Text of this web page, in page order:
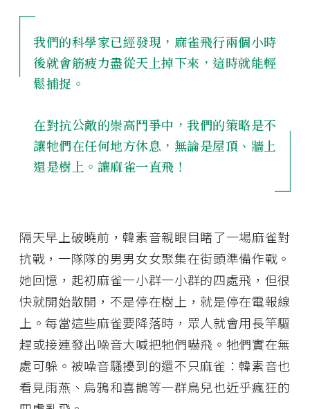
我們的科學家已經發現，麻雀飛行兩個小時
後就會筋疲力盡從天上掉下來，這時就能輕
鬆捕捉。
在對抗公敵的崇高鬥爭中，我們的策略是不
讓牠們在任何地方休息，無論是屋頂、牆上
還是樹上。 讓麻雀一直飛！
隔天早上破曉前，韓素音親眼目睹了一場麻雀對
抗戰，一隊隊的男男女女聚集在街頭準備作戰。
她回憶，起初麻雀一小群一小群的四處飛，但很
快就開始散開，不是停在樹上，就是停在電報線
上。每當這些麻雀要降落時，眾人就會用長竿驅
趕或接連發出噪音大喊把牠們嚇飛。牠們實在無
處可躲。被噪音騷擾到的還不只麻雀：韓素音也
看見雨燕、烏鴉和喜鵲等一群鳥兒也近乎瘋狂的